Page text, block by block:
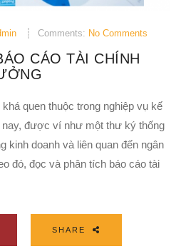
Comments: No Comments
CÁO TÀI CHÍNH
quen thuộc trong nghiệp vụ kế
nay, được ví như một thư ký thống
kinh doanh và liên quan đến ngân
đó, đọc và phân tích báo cáo tài
SHARE